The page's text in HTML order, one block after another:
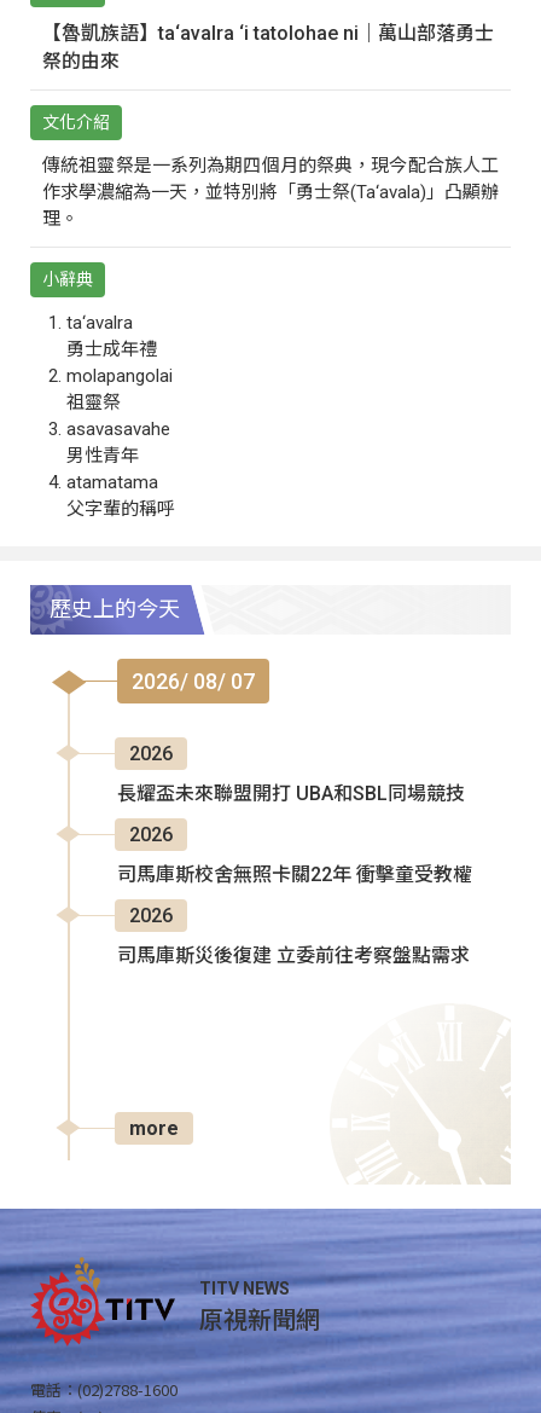
【魯凱族語】ta‘avalra ‘i tatolohae ni｜萬山部落勇士
祭的由來
文化介紹
傳統祖靈祭是一系列為期四個月的祭典，現今配合族人工
作求學濃縮為一天，並特別將「勇士祭(Ta‘avala)」凸顯辦
理。
小辭典
ta‘avalra
勇士成年禮
molapangolai
祖靈祭
asavasavahe
男性青年
atamatama
父字輩的稱呼
歷史上的今天
2026/ 08/ 07
2026
長耀盃未來聯盟開打 UBA和SBL同場競技
2026
司馬庫斯校舍無照卡關22年 衝擊童受教權
2026
司馬庫斯災後復建 立委前往考察盤點需求
more
TITV NEWS
原視新聞網
電話：(02)2788-1600